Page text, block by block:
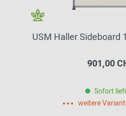
USM Haller Sideboard
901,00
Sofort
weitere